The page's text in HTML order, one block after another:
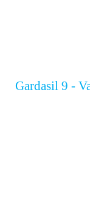
Gardasil 9 -